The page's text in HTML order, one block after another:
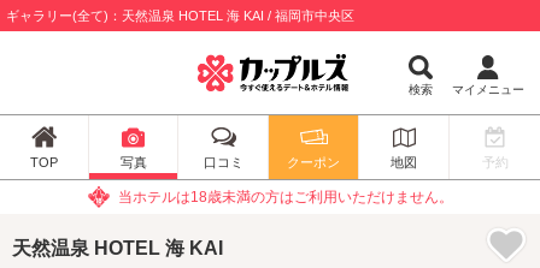
ギャラリー(全て)：天然温泉 HOTEL 海 KAI / 福岡市中央区
検索 マイメニュー
TOP 写真 口コミ クーポン 地図 予約
当ホテルは18歳未満の方はご利用いただけません。
天然温泉 HOTEL 海 KAI